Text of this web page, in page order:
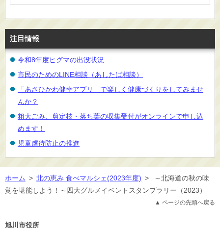
注目情報
令和8年度ヒグマの出没状況
市民のためのLINE相談（あしたば相談）
「あさひかわ健幸アプリ」で楽しく健康づくりをしてみませ
んか？
粗大ごみ、剪定枝・落ち葉の収集受付がオンラインで申し込
めます！
児童虐待防止の推進
ホーム > 北の恵み 食べマルシェ(2023年度) >
～北海道の秋の味
覚を堪能しよう！～四大グルメイベントスタンプラリー（2023）
▲ ページの先頭へ戻る
旭川市役所